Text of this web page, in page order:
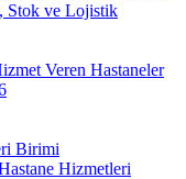
Stok ve Lojistik
Veren Hastaneler
Birimi
Hizmetleri